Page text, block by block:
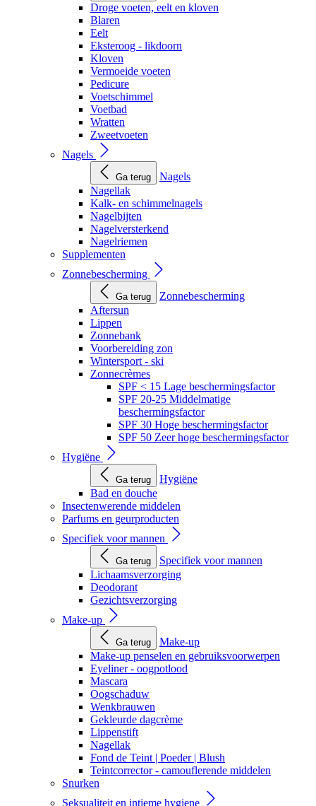
Droge voeten, eelt en kloven
Blaren
Eelt
Eksteroog - likdoorn
Kloven
Vermoeide voeten
Pedicure
Voetschimmel
Voetbad
Wratten
Zweetvoeten
Nagels
Ga terug
Nagels
Nagellak
Kalk- en schimmelnagels
Nagelbijten
Nagelversterkend
Nagelriemen
Supplementen
Zonnebescherming
Ga terug
Zonnebescherming
Aftersun
Lippen
Zonnebank
Voorbereiding zon
Wintersport - ski
Zonnecrèmes
SPF < 15 Lage beschermingsfactor
SPF 20-25 Middelmatige
beschermingsfactor
SPF 30 Hoge beschermingsfactor
SPF 50 Zeer hoge beschermingsfactor
Hygiëne
Ga terug
Hygiëne
Bad en douche
Insectenwerende middelen
Parfums en geurproducten
Specifiek voor mannen
Ga terug
Specifiek voor mannen
Lichaamsverzorging
Deodorant
Gezichtsverzorging
Make-up
Ga terug
Make-up
Make-up penselen en gebruiksvoorwerpen
Eyeliner - oogpotlood
Mascara
Oogschaduw
Wenkbrauwen
Gekleurde dagcrème
Lippenstift
Nagellak
Fond de Teint | Poeder | Blush
Teintcorrector - camouflerende middelen
Snurken
Seksualiteit en intieme hygiene